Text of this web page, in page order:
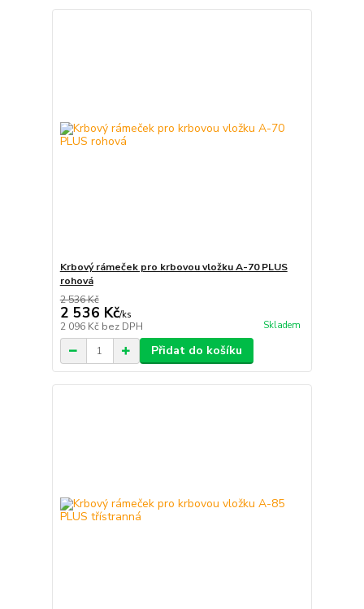
Krbový rámeček pro krbovou vložku A-70 PLUS
rohová
2 536 Kč
2 536 Kč/ks
2 096 Kč bez DPH Skladem
Přidat do košíku